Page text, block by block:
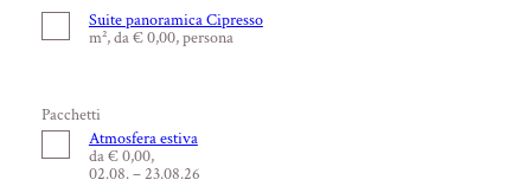
Suite panoramica Cipresso
m², da € 0,00, persona
Pacchetti
Atmosfera estiva
da € 0,00,
02.08. – 23.08.26